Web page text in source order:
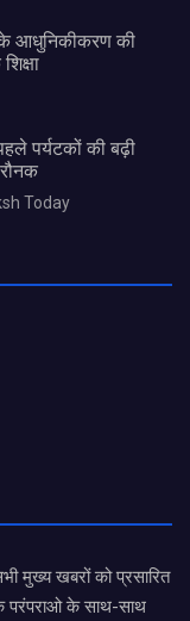
के आधुनिकीकरण की
पर्यटकों की बढ़ी
Today
मुख्य खबरों को प्रसारित
परंपराओ के साथ-साथ